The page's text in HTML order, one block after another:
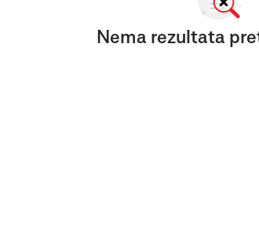
Nema rezultata